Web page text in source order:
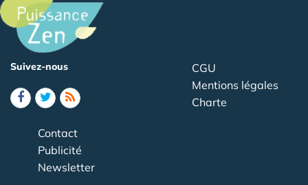
Suivez-nous
CGU
Mentions légales
Charte
Contact
Publicité
Newsletter